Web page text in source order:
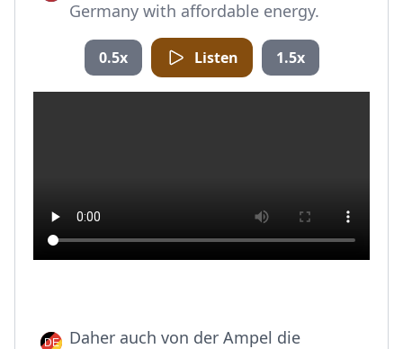
Germany with affordable energy.
0.5x Listen 1.5x
Daher auch von der Ampel die